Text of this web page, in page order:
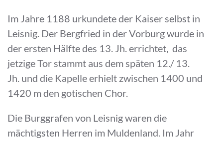
Im Jahre 1188 urkundete der Kaiser selbst in
Leisnig. Der Bergfried in der Vorburg wurde in
der ersten Hälfte des 13. Jh. errichtet, das
jetzige Tor stammt aus dem späten 12./ 13.
Jh. und die Kapelle erhielt zwischen 1400 und
1420 m den gotischen Chor.
Die Burggrafen von Leisnig waren die
mächtigsten Herren im Muldenland. Im Jahr